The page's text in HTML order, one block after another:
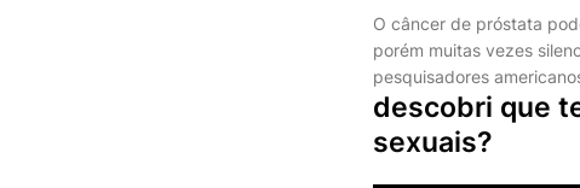
O câncer de próstata
porém muitas vezes
pesquisadores
descobri que
sexuais?